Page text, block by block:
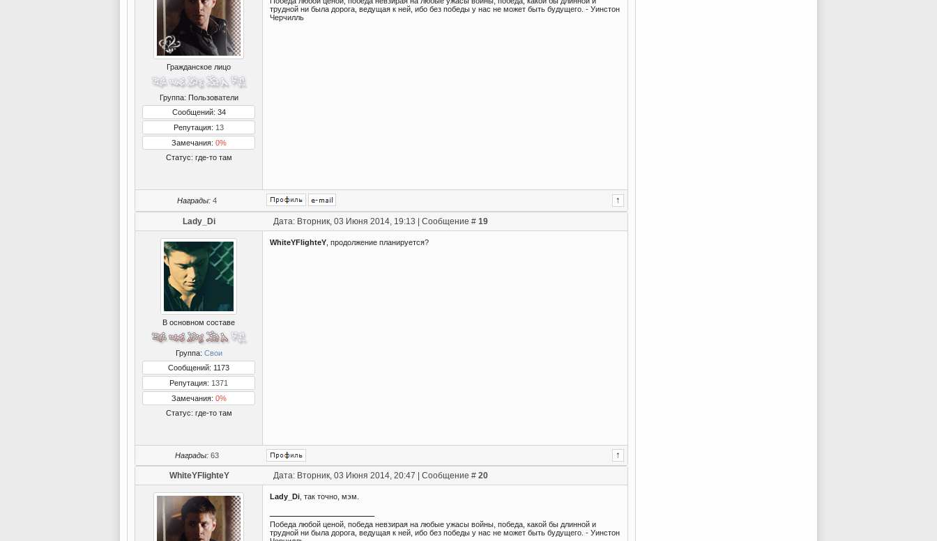
Гражданское лицо
Группа: Пользователи
Сообщений: 34
Репутация: 13
Замечания: 0%
Статус: где-то там
трудной ни была дорога, ведущая к ней, ибо без победы у нас не может быть будущего. - Уинстон
Черчилль
Награды: 4
Lady_Di Дата: Вторник, 03 Июня 2014, 19:13 | Сообщение # 19
В основном составе
Группа: Свои
Сообщений: 1173
Репутация: 1371
Замечания: 0%
Статус: где-то там
WhiteYFlighteY , продолжение планируется?
Награды: 63
WhiteYFlighteY Дата: Вторник, 03 Июня 2014, 20:47 | Сообщение # 20
Lady_Di , так точно, мэм.
Победа любой ценой, победа невзирая на любые ужасы войны, победа, какой бы длинной и
трудной ни была дорога, ведущая к ней, ибо без победы у нас не может быть будущего. - Уинстон